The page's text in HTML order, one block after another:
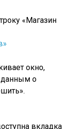
«Магазин
окно,
данным о
вкладка